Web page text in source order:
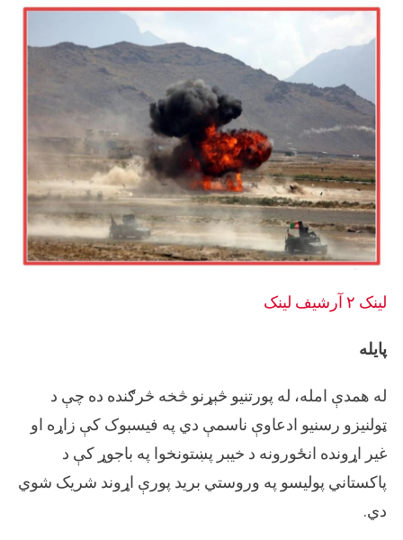
لینک ۲ آرشيف لینک
پایله
له همدې امله، له پورتنیو څېړنو څخه څرګنده ده چې د
ټولنیزو رسنیو ادعاوې ناسمې دي په فیسبوک کې زاړه او
غیر اړونده انځورونه د خیبر پښتونخوا په باجوړ کې د
پاکستاني پولیسو په وروستي برید پورې اړوند شریک شوي
دي.